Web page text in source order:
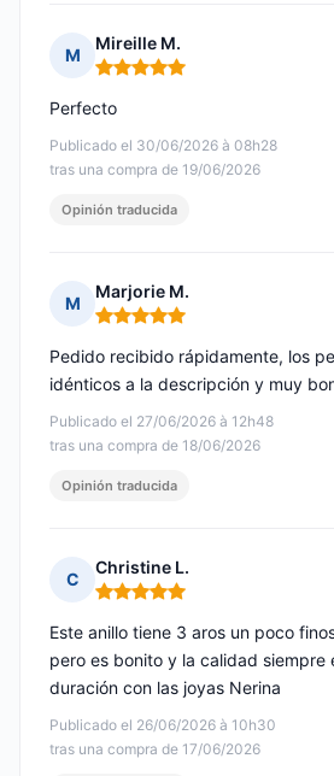
M
Mireille M.
Nota: 5 de 5
Publicado el 30/06/2026 à 08h28
tras una compra de 19/06/2026
Perfecto
Opinión traducida
M
Marjorie M.
Nota: 5 de 5
Publicado el 27/06/2026 à 12h48
tras una compra de 18/06/2026
Pedido recibido rápidamente, los
idénticos a la descripción y muy
Opinión traducida
C
Christine L.
Nota: 5 de 5
Publicado el 26/06/2026 à 10h30
tras una compra de 17/06/2026
Este anillo tiene 3 aros un poco
pero es bonito y la calidad siempre
duración con las joyas Nerina